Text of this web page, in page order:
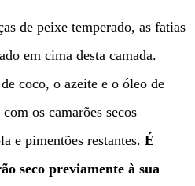
de peixe temperado, as fatias
em cima desta camada.
coco, o azeite e o óleo de
os camarões secos
e pimentões restantes. É
seco previamente à sua